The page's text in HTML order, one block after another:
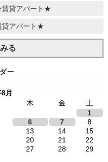
貸アパート★
アパート★
る
ー
月
木 金
土
1
6 7
8
13 14
15
20 21
22
27 28
29